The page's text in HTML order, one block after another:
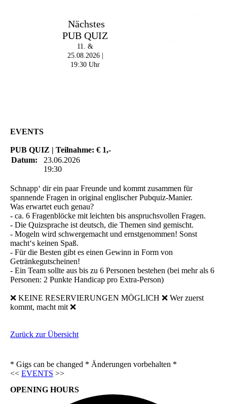
Nächstes
PUB QUIZ
11. &
25.08.2026 |
19:30 Uhr
EVENTS
PUB QUIZ | Teilnahme: € 1,-
Datum:
23.06.2026
19:30
Schnapp‘ dir ein paar Freunde und kommt zusammen für
spannende Fragen in original englischer Pubquiz-Manier.
Was erwartet euch genau?
- ca. 6 Fragenblöcke mit leichten bis anspruchsvollen Fragen.
- Die Quizsprache ist deutsch, die Themen sind gemischt.
- Mogeln wird schwergemacht und ernstgenommen! Sonst
macht‘s keinen Spaß.
- Für die Besten gibt es einen Gewinn in Form von
Getränkegutscheinen!
- Ein Team sollte aus bis zu 6 Personen bestehen (bei mehr als 6
Personen: 2 Punkte Handicap pro Extra-Person)
❌ KEINE RESERVIERUNGEN MÖGLICH ❌ Wer zuerst
kommt, macht mit ❌
Zurück zur Übersicht
* Gigs can be changed * Änderungen vorbehalten *
<< EVENTS >>
OPENING HOURS